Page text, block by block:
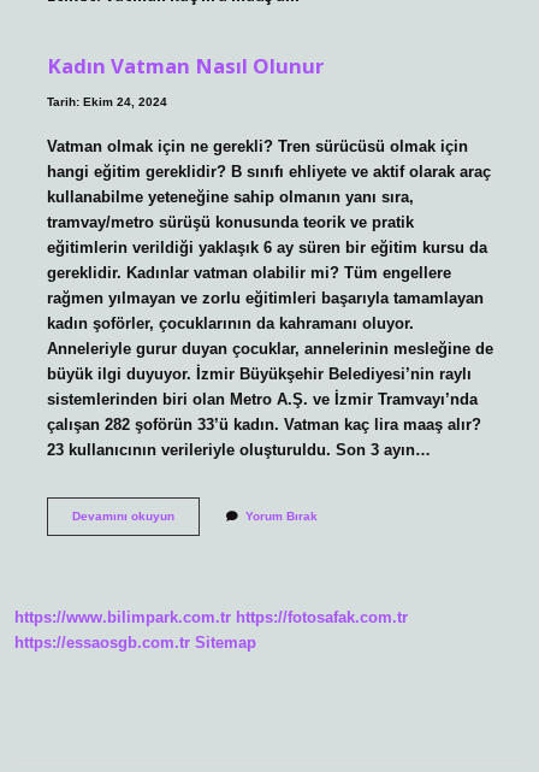
Kadın Vatman Nasıl Olunur
Tarih: Ekim 24, 2024
Vatman olmak için ne gerekli? Tren sürücüsü olmak için
hangi eğitim gereklidir? B sınıfı ehliyete ve aktif olarak araç
kullanabilme yeteneğine sahip olmanın yanı sıra,
tramvay/metro sürüşü konusunda teorik ve pratik
eğitimlerin verildiği yaklaşık 6 ay süren bir eğitim kursu da
gereklidir. Kadınlar vatman olabilir mi? Tüm engellere
rağmen yılmayan ve zorlu eğitimleri başarıyla tamamlayan
kadın şoförler, çocuklarının da kahramanı oluyor.
Anneleriyle gurur duyan çocuklar, annelerinin mesleğine de
büyük ilgi duyuyor. İzmir Büyükşehir Belediyesi’nin raylı
sistemlerinden biri olan Metro A.Ş. ve İzmir Tramvayı’nda
çalışan 282 şoförün 33’ü kadın. Vatman kaç lira maaş alır?
23 kullanıcının verileriyle oluşturuldu. Son 3 ayın…
Devamını okuyunKadın
Yorum Bırak
https://www.bilimpark.com.tr https://fotosafak.com.tr
https://essaosgb.com.tr Sitemap